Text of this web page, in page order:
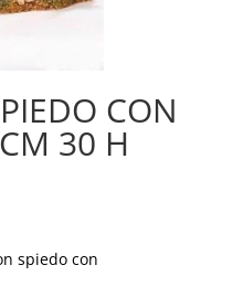
CON
30 H
spiedo con